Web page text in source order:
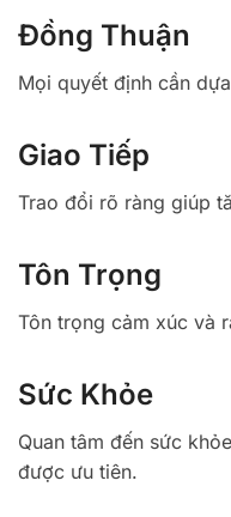
Đồng Thuận
Mọi quyết định cần
Giao Tiếp
Trao đổi rõ ràng giúp
Tôn Trọng
Tôn trọng cảm xúc và
Sức Khỏe
Quan tâm đến sức
được ưu tiên.